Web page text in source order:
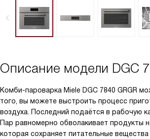
Описание модели DGC
Комби-пароварка Miele DGC 7840 GRGR
того, вы можете выстроить процесс
воздуха. Последний подаётся в рабочую
Пар равномерно обволакивает продукты
которая сохраняет питательные вещества